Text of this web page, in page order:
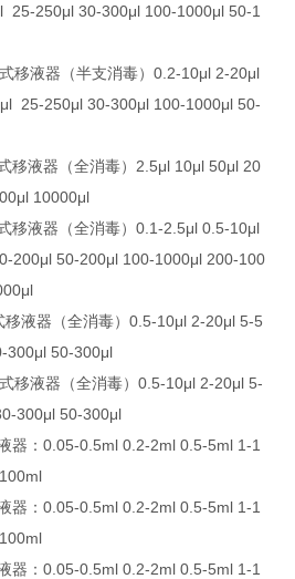
25-250μl 30-300μl 100-1000μl 50-1
移液器（半支消毒）0.2-10μl 2-20μl
25-250μl 30-300μl 100-1000μl 50-
移液器（全消毒）2.5μl 10μl 50μl 20
10000μl
移液器（全消毒）0.1-2.5μl 0.5-10μl
200μl 50-200μl 100-1000μl 200-100
液器（全消毒）0.5-10μl 2-20μl 5-5
300μl 50-300μl
移液器（全消毒）0.5-10μl 2-20μl 5-
300μl 50-300μl
器：0.05-0.5ml 0.2-2ml 0.5-5ml 1-1
器：0.05-0.5ml 0.2-2ml 0.5-5ml 1-1
器：0.05-0.5ml 0.2-2ml 0.5-5ml 1-1